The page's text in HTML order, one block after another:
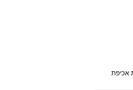
אכיפת